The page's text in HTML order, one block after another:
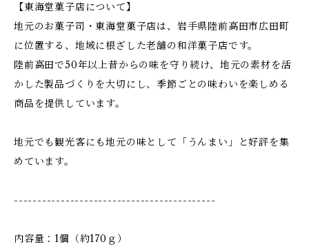
【東海堂菓子店について】
地元のお菓子司・東海堂菓子店は、岩手県陸前高田市広田町
に位置する、地域に根ざした老舗の和洋菓子店です。
陸前高田で50年以上昔からの味を守り続け、地元の素材を活
かした製品づくりを大切にし、季節ごとの味わいを楽しめる
商品を提供しています。
地元でも観光客にも地元の味として「うんまい」と好評を集
めています。
-------------------------------------------
内容量：1個（約170ｇ）